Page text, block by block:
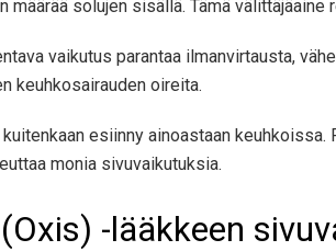
solujen sisällä. Tämä
vaikutus parantaa ilmanvirtausta,
keuhkosairauden oireita.
esiinny ainoastaan
monia sivuvaikutuksia.
-lääkkeen